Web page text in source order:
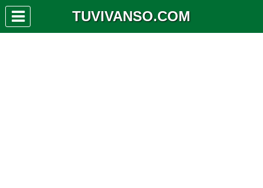
TUVIVANSO.COM